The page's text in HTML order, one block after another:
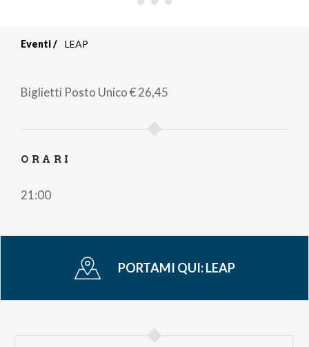
di
Eventi LEAP
Biglietti Posto Unico€ 26,45
ORARI
21:00
PORTAMI QUI:LEAP